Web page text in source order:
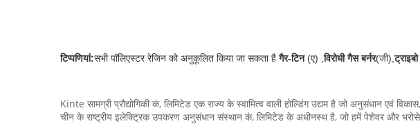
टिप्पणियां:सभी पॉलिएस्टर रेजिन को अनुकूलित किया जा सकता हैगैर-टिन (ए) ,विरोधी गैस बर्नर(जी),
Kinte सामग्री प्रौद्योगिकी कं, लिमिटेड एक राज्य के स्वामित्व वाली होल्डिंग उद्यम है जो अनुसंधान एवं
चीन के राष्ट्रीय इलेक्ट्रिक उपकरण अनुसंधान संस्थान कं, लिमिटेड के अधीनस्थ है, जो हमें पेशेवर और